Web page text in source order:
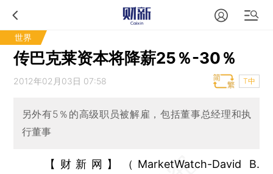
世界
传巴克莱资本将降薪25％-30％
2012年02月03日 07:58 T中
另外有5％的高级职员被解雇，包括董事总经理和执
行董事
【财新网】（MarketWatch-David B.